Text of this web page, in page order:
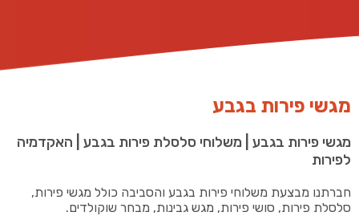
מגשי פירות בגבע
מגשי פירות בגבע | משלוחי סלסלת פירות בגבע | האקדמיה
לפירות
חברתנו מבצעת משלוחי פירות בגבע והסביבה כולל מגשי פירות,
סלסלת פירות, סושי פירות, מגש גבינות, מבחר שוקולדים.